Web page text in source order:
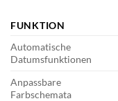
FUNKTION
Automatische
Datumsfunktionen
Anpassbare
Farbschemata